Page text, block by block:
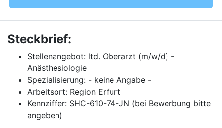
Steckbrief:
Stellenangebot: ltd. Oberarzt (m/w/d) -
Anästhesiologie
Spezialisierung: - keine Angabe -
Arbeitsort: Region Erfurt
Kennziffer: SHC-610-74-JN (bei Bewerbung bitte
angeben)